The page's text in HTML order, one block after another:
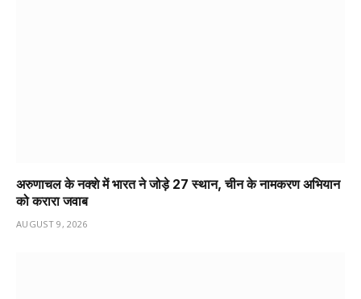
अरुणाचल के नक्शे में भारत ने जोड़े 27 स्थान, चीन के नामकरण अभियान
को करारा जवाब
AUGUST 9, 2026